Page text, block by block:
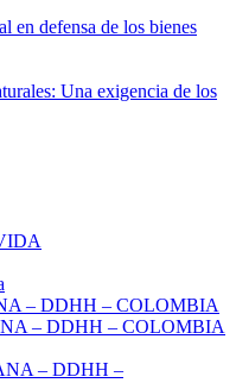
en defensa de los bienes
Una exigencia de los
– DDHH – COLOMBIA
– DDHH – COLOMBIA
– DDHH –